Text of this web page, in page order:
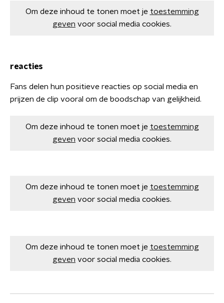
Om deze inhoud te tonen moet je toestemming
geven voor social media cookies.
reacties
Fans delen hun positieve reacties op social media en
prijzen de clip vooral om de boodschap van gelijkheid.
Om deze inhoud te tonen moet je toestemming
geven voor social media cookies.
Om deze inhoud te tonen moet je toestemming
geven voor social media cookies.
Om deze inhoud te tonen moet je toestemming
geven voor social media cookies.